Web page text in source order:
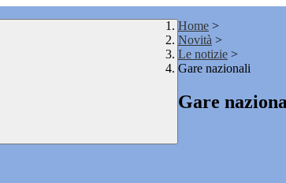
Home >
Novità >
Le notizie >
Gare nazionali
Gare